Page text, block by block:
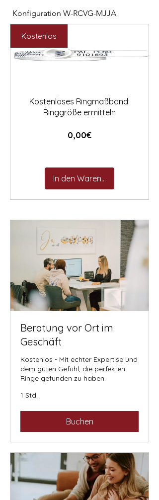
Konfiguration W-RCVG-MJJA
Preis
2.531,00 €
Preis
Kostenlos
Kostenloses Ringmaßband:
Ringgröße ermitteln
0,00€Preis
In den Warenkorb
Beratung vor Ort im
Geschäft
Kostenlos - Mit echter Expertise und
dem guten Gefühl, die perfekten
Ringe gefunden zu haben.
1 Std.
Buchen